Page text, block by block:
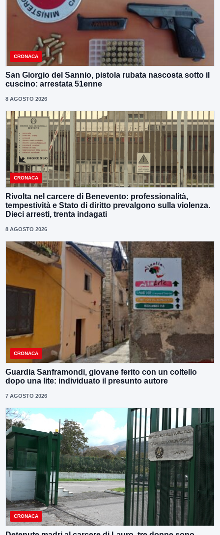
CRONACA
San Giorgio del Sannio, pistola rubata nascosta sotto il
cuscino: arrestata 51enne
8 AGOSTO 2026
CRONACA
Rivolta nel carcere di Benevento: professionalità,
tempestività e Stato di diritto prevalgono sulla violenza.
Dieci arresti, trenta indagati
8 AGOSTO 2026
CRONACA
Guardia Sanframondi, giovane ferito con un coltello
dopo una lite: individuato il presunto autore
7 AGOSTO 2026
CRONACA